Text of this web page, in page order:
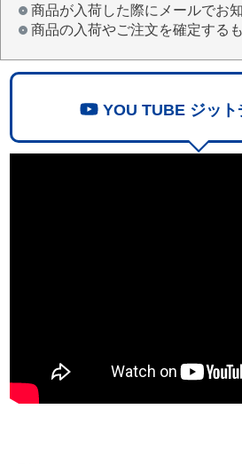
商品が入荷した際にメールでお
商品の入荷やご注文を確定する
YOU TUBE ジット